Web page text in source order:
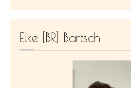
Elke [BR] Bartsch